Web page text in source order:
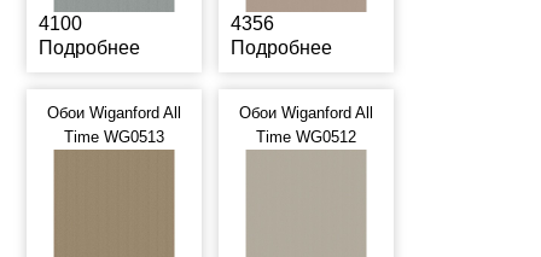
4100
Подробнее
4356
Подробнее
Обои Wiganford All
Time WG0513
Обои Wiganford All
Time WG0512